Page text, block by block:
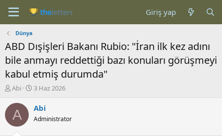
Giriş yap
Dünya
ABD Dışişleri Bakanı Rubio: "İran ilk kez adını
bile anmayı reddettiği bazı konuları görüşmeyi
kabul etmiş durumda"
K
n
b
u
Abi
B
ş
a
3 Haz 2026
A Abi
Administrator